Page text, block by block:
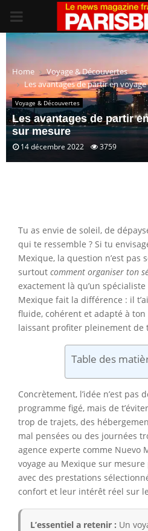
PRIMARY
MENU
Home
Voyage & Découvertes
Les avantages de partir en
Voyage & Découvertes
Les avantages de partir
sur mesure
14 décembre 2022 3759
Tu as envie de soleil, de
qui te ressemble ? Si tu
Mexique, la question n’est pas
surtout comment organiser ton
exactement là qu’un
Mexique fait la différence : il
fluide, cohérent et adapté à
laissant profiter pleinement de
Table des
Concrètement, l’idée n’est pas
programme figé, mais de
trop de trajets, des
mal pensées ou des journées
agence experte comme Nuevo
voyage au Mexique sur
avec des prestations
confort et leur intérêt réel sur
L’essentiel a retenir : Un